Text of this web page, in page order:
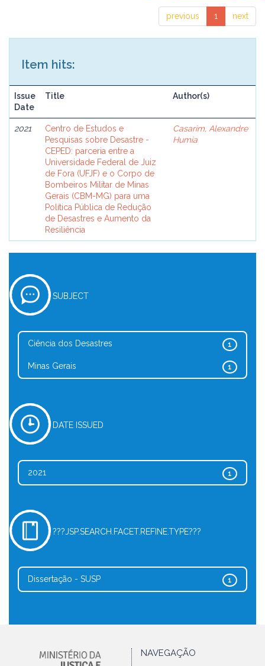
previous 1 next
Item hits:
Issue
Date
Title Author(s)
2021
Centro de Estudos e
Pesquisas sobre Desastre -
CEPED: parceria entre a
Universidade Federal de Juiz
de Fora (UFJF) e o Corpo de
Bombeiros Militar de Minas
Gerais (CBM-MG) para uma
Política Pública de Redução
de Desastres e Aumento da
Resiliência
Casarim, Alexandre
Humia
SUBJECT
1
Ciência dos Desastres
1
Minas Gerais
DATE ISSUED
1
2021
???JSP.SEARCH.FACET.REFINE.TYPE???
1
Dissertação - SUSP
NAVEGAÇÃO